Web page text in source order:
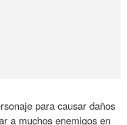
para causar daños
a muchos enemigos en